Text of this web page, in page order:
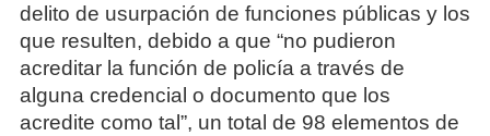
delito de usurpación de funciones públicas y los
que resulten, debido a que “no pudieron
acreditar la función de policía a través de
alguna credencial o documento que los
acredite como tal”, un total de 98 elementos de